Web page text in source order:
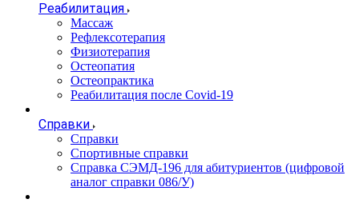
Реабилитация
Массаж
Рефлексотерапия
Физиотерапия
Остеопатия
Остеопрактика
Реабилитация после Covid-19
Справки
Справки
Спортивные справки
Справка СЭМД‑196 для абитуриентов (цифровой
аналог справки 086/У)